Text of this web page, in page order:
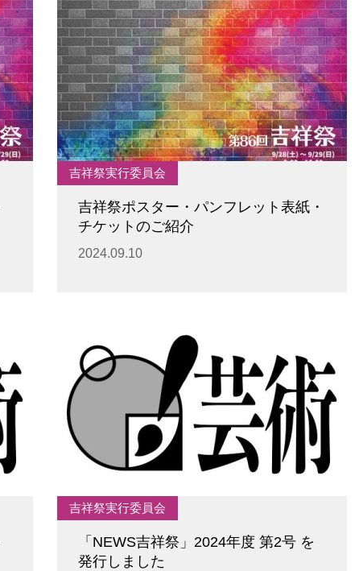
吉祥祭実行委員会
吉祥祭ポスター・パンフレット表紙・
チケットのご紹介
2024.09.10
吉祥祭実行委員会
「NEWS吉祥祭」2024年度 第2号 を
発行しました